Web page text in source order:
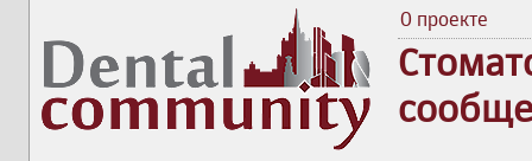
О проекте